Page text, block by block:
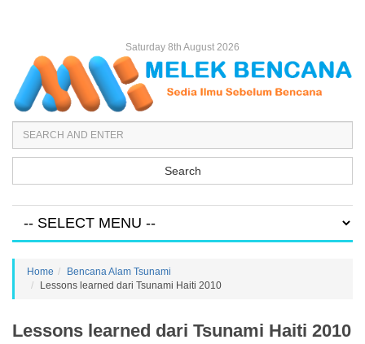
Saturday 8th August 2026
Search
Home
Bencana Alam Tsunami
Lessons learned dari Tsunami Haiti 2010
Lessons learned dari Tsunami Haiti 2010